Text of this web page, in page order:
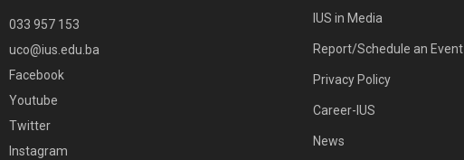
033 957 153
uco@ius.edu.ba
Facebook
Youtube
Twitter
Instagram
IUS in Media
Report/Schedule an Event
Privacy Policy
Career-IUS
News